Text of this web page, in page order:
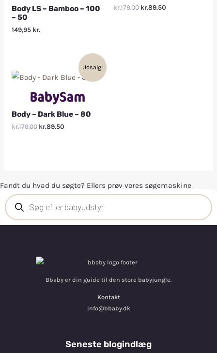
Body LS – Bamboo – 100
– 50
149,95 kr.
kr.179.00 kr.89.50
Udsalg!
Body – Dark Blue – 80
kr.179.00 kr.89.50
Fandt du hvad du søgte? Ellers prøv vores søgemaskine
Bbaby er din guide til den store babyjungle.
Kontakt
info@bbaby.dk
Seneste blogindlæg